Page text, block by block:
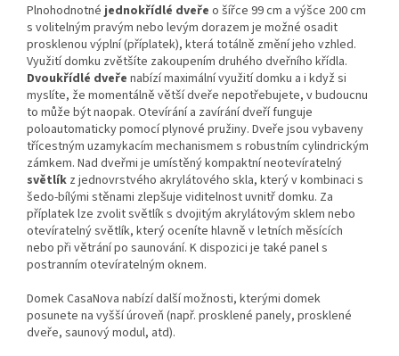
Plnohodnotné jednokřídlé dveře o šířce 99 cm a výšce 200 cm
s volitelným pravým nebo levým dorazem je možné osadit
prosklenou výplní (příplatek), která totálně změní jeho vzhled.
Využití domku zvětšíte zakoupením druhého dveřního křídla.
Dvoukřídlé dveře nabízí maximální využití domku a i když si
myslíte, že momentálně větší dveře nepotřebujete, v budoucnu
to může být naopak. Otevírání a zavírání dveří funguje
poloautomaticky pomocí plynové pružiny. Dveře jsou vybaveny
třícestným uzamykacím mechanismem s robustním cylindrickým
zámkem. Nad dveřmi je umístěný kompaktní neotevíratelný
světlík z jednovrstvého akrylátového skla, který v kombinaci s
šedo-bílými stěnami zlepšuje viditelnost uvnitř domku. Za
příplatek lze zvolit světlík s dvojitým akrylátovým sklem nebo
otevíratelný světlík, který oceníte hlavně v letních měsících
nebo při větrání po saunování. K dispozici je také panel s
postranním otevíratelným oknem.
Domek CasaNova nabízí další možnosti, kterými domek
posunete na vyšší úroveň (např. prosklené panely, prosklené
dveře, saunový modul, atd).